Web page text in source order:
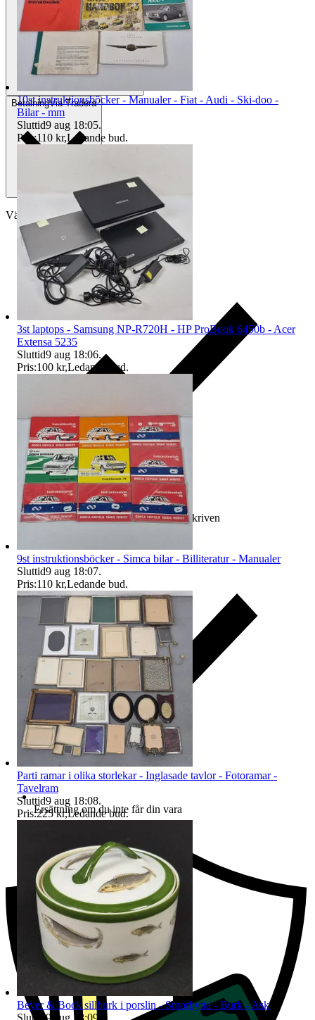
BetalningVia Tradera
Välj till köparskydd
Ersättning om varan inte är som beskriven
Ersättning om du inte får din vara
10st instruktionsböcker - Manualer - Fiat - Audi - Ski-doo -
Bilar - mm
Sluttid9 aug 18:05.
Pris:110 kr,Ledande bud.
3st laptops - Samsung NP-R720H - HP ProBook 6450b - Acer
Extensa 5235
Sluttid9 aug 18:06.
Pris:100 kr,Ledande bud.
9st instruktionsböcker - Simca bilar - Billiteratur - Manualer
Sluttid9 aug 18:07.
Pris:110 kr,Ledande bud.
Parti ramar i olika storlekar - Inglasade tavlor - Fotoramar -
Tavelram
Sluttid9 aug 18:08.
Pris:225 kr,Ledande bud.
Beyer & Bock sillburk i porslin - Smörbytta - Burk - Ask
Sluttid9 aug 18:09